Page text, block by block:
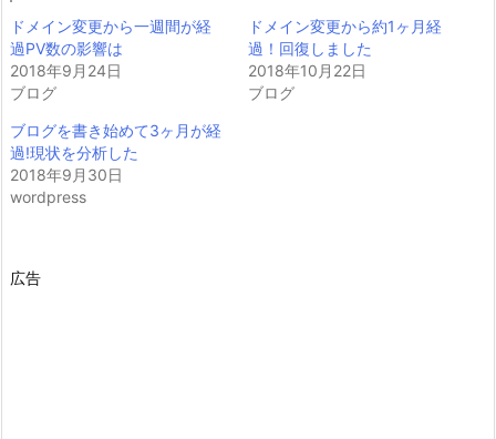
ドメイン変更から一週間が経
過PV数の影響は
2018年9月24日
ブログ
ドメイン変更から約1ヶ月経
過！回復しました
2018年10月22日
ブログ
ブログを書き始めて3ヶ月が経
過!現状を分析した
2018年9月30日
wordpress
広告